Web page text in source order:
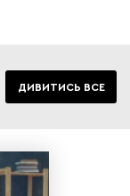
ДИВИТИСЬ ВСЕ